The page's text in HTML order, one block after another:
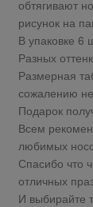
обтягивают
рисунок на
В упаковке 6
Разных
Размерная
сожалению
Подарок
Всем
любимых
Спасибо что
отличных
И выбирайте